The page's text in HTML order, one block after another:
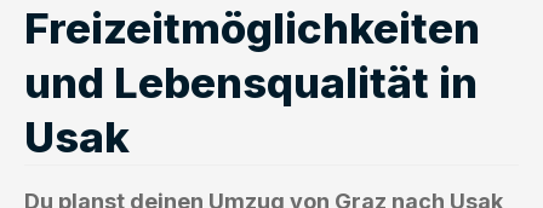
Freizeitmöglichkeiten
und Lebensqualität in
Usak
Du planst deinen Umzug von Graz nach Usak